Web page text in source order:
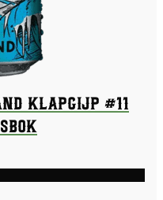
Klapgijp #11